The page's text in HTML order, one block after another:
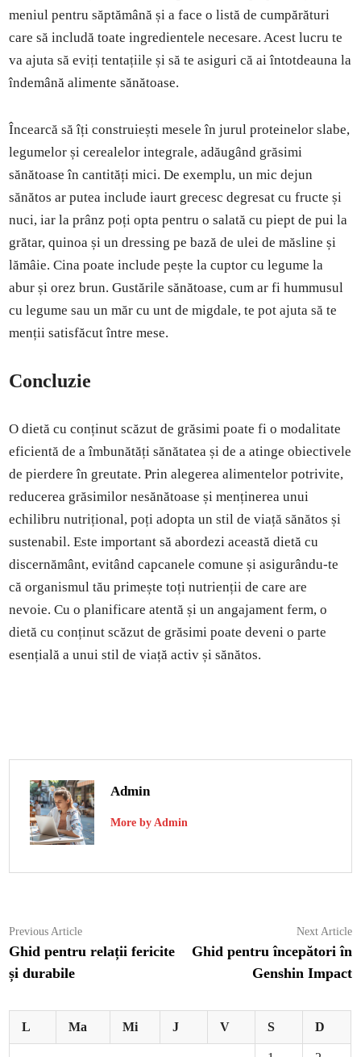
meniul pentru săptămână și a face o listă de cumpărături
care să includă toate ingredientele necesare. Acest lucru te
va ajuta să eviți tentațiile și să te asiguri că ai întotdeauna la
îndemână alimente sănătoase.
Încearcă să îți construiești mesele în jurul proteinelor slabe,
legumelor și cerealelor integrale, adăugând grăsimi
sănătoase în cantități mici. De exemplu, un mic dejun
sănătos ar putea include iaurt grecesc degresat cu fructe și
nuci, iar la prânz poți opta pentru o salată cu piept de pui la
grătar, quinoa și un dressing pe bază de ulei de măsline și
lămâie. Cina poate include pește la cuptor cu legume la
abur și orez brun. Gustările sănătoase, cum ar fi hummusul
cu legume sau un măr cu unt de migdale, te pot ajuta să te
menții satisfăcut între mese.
Concluzie
O dietă cu conținut scăzut de grăsimi poate fi o modalitate
eficientă de a îmbunătăți sănătatea și de a atinge obiectivele
de pierdere în greutate. Prin alegerea alimentelor potrivite,
reducerea grăsimilor nesănătoase și menținerea unui
echilibru nutrițional, poți adopta un stil de viață sănătos și
sustenabil. Este important să abordezi această dietă cu
discernământ, evitând capcanele comune și asigurându-te
că organismul tău primește toți nutrienții de care are
nevoie. Cu o planificare atentă și un angajament ferm, o
dietă cu conținut scăzut de grăsimi poate deveni o parte
esențială a unui stil de viață activ și sănătos.
Admin
More by Admin
Navigare
în
articole
Previous ArticlePrevious
article:
Ghid pentru relații fericite
și durabile
Next Article
Ghid pentru începători în
Genshin Impact
L Ma Mi J V S D